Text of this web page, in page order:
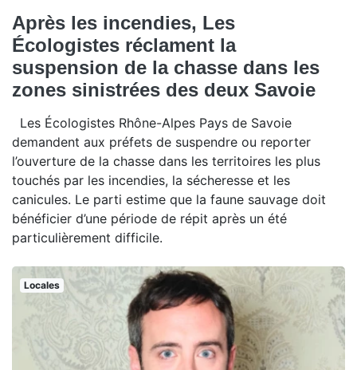
Après les incendies, Les
Écologistes réclament la
suspension de la chasse dans les
zones sinistrées des deux Savoie
Les Écologistes Rhône-Alpes Pays de Savoie
demandent aux préfets de suspendre ou reporter
l’ouverture de la chasse dans les territoires les plus
touchés par les incendies, la sécheresse et les
canicules. Le parti estime que la faune sauvage doit
bénéficier d’une période de répit après un été
particulièrement difficile.
Locales